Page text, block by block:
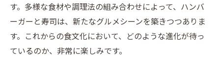
す。多様な食材や調理法の組み合わせによって、ハンバ
ーガーと寿司は、新たなグルメシーンを築きつつありま
す。これからの食文化において、どのような進化が待っ
ているのか、非常に楽しみです。